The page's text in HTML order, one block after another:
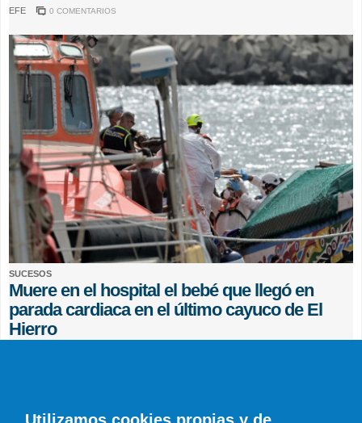
EFE 0 COMENTARIOS
SUCESOS
Muere en el hospital el bebé que llegó en
parada cardiaca en el último cayuco de El
Hierro